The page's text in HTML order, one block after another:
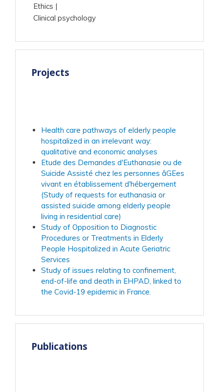
Ethics
Clinical psychology
Projects
Health care pathways of elderly people
hospitalized in an irrelevant way:
qualitative and economic analyses
Etude des Demandes d'Euthanasie ou de
Suicide Assisté chez les personnes âGEes
vivant en établissement d'hébergement
(Study of requests for euthanasia or
assisted suicide among elderly people
living in residential care)
Study of Opposition to Diagnostic
Procedures or Treatments in Elderly
People Hospitalized in Acute Geriatric
Services
Study of issues relating to confinement,
end-of-life and death in EHPAD, linked to
the Covid-19 epidemic in France.
Publications